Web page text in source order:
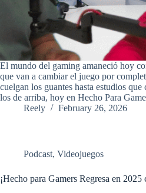
El mundo del gaming amaneció hoy
que van a cambiar el juego por
cuelgan los guantes hasta estudios
los de arriba, hoy en Hecho Para
Reely
February 26, 2026
Podcast, Videojuegos
¡Hecho para Gamers Regresa en 2025